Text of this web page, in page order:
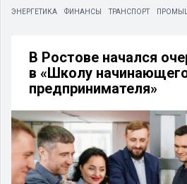
ЭНЕРГЕТИКА ФИНАНСЫ ТРАНСПОРТ
В Ростове начался
в «Школу
предпринимателя»